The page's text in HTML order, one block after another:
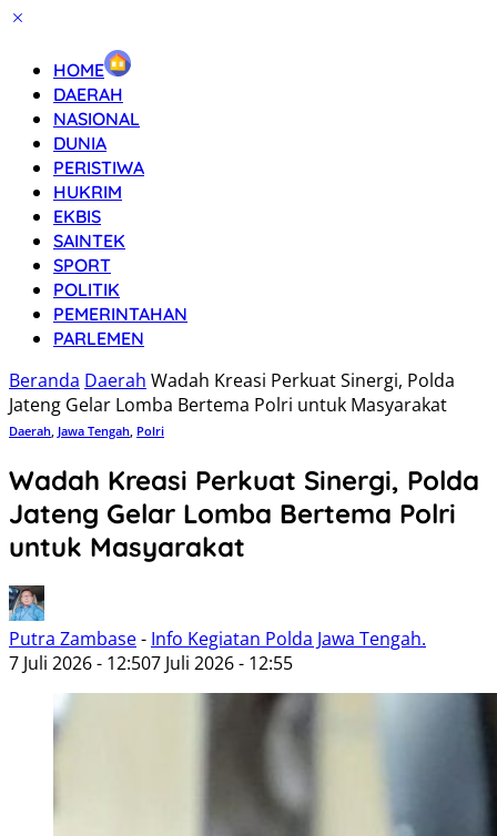
HOME
DAERAH
NASIONAL
DUNIA
PERISTIWA
HUKRIM
EKBIS
SAINTEK
SPORT
POLITIK
PEMERINTAHAN
PARLEMEN
Beranda Daerah Wadah Kreasi Perkuat Sinergi, Polda
Jateng Gelar Lomba Bertema Polri untuk Masyarakat
Daerah, Jawa Tengah, Polri
Wadah Kreasi Perkuat Sinergi, Polda
Jateng Gelar Lomba Bertema Polri
untuk Masyarakat
Putra Zambase- Info Kegiatan Polda Jawa Tengah.
7 Juli 2026 - 12:507 Juli 2026 - 12:55